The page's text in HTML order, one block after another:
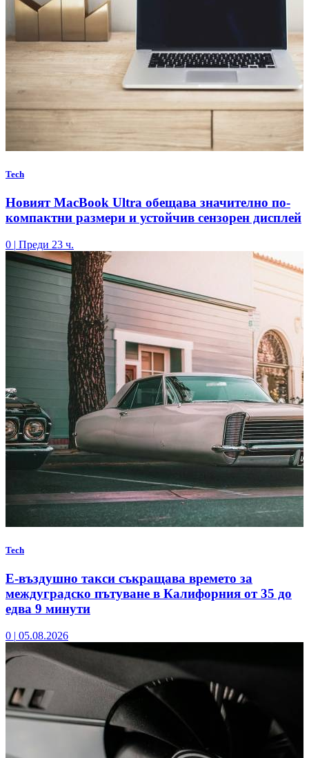
Tech
Новият MacBook Ultra обещава значително по-
компактни размери и устойчив сензорен дисплей
0 | Преди 23 ч.
Tech
Е-въздушно такси съкращава времето за
междуградско пътуване в Калифорния от 35 до
едва 9 минути
0 | 05.08.2026